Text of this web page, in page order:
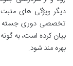
دیگر ویژگی های
تخصصی دوری جسته و
بیان کرده است، به
بهره مند شود.